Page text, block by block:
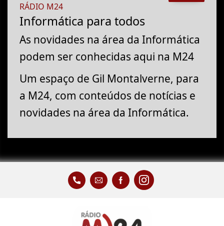
RÁDIO M24
Informática para todos
As novidades na área da Informática
podem ser conhecidas aqui na M24
Um espaço de Gil Montalverne, para
a M24, com conteúdos de notícias e
novidades na área da Informática.